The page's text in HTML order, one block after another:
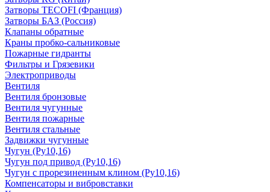
Затворы TECOFI (Франция)
Затворы БАЗ (Россия)
Клапаны обратные
Краны пробко-сальниковые
Пожарные гидранты
Фильтры и Грязевики
Электроприводы
Вентиля
Вентиля бронзовые
Вентиля чугунные
Вентиля пожарные
Вентиля стальные
Задвижки чугунные
Чугун (Ру10,16)
Чугун под привод (Ру10,16)
Чугун с прорезиненным клином (Ру10,16)
Компенсаторы и вибровставки